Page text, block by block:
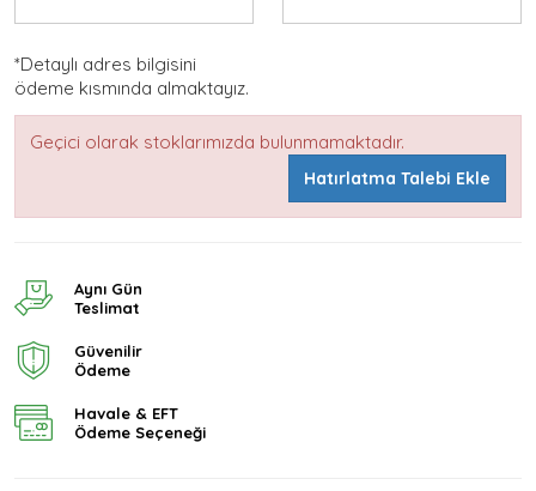
*Detaylı adres bilgisini
ödeme kısmında almaktayız.
Geçici olarak stoklarımızda bulunmamaktadır.
Hatırlatma Talebi Ekle
Aynı Gün
Teslimat
Güvenilir
Ödeme
Havale & EFT
Ödeme Seçeneği